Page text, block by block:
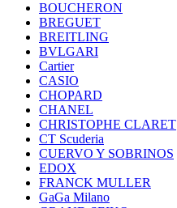
BOUCHERON
BREGUET
BREITLING
BVLGARI
Cartier
CASIO
CHOPARD
CHANEL
CHRISTOPHE CLARET
CT Scuderia
CUERVO Y SOBRINOS
EDOX
FRANCK MULLER
GaGa Milano